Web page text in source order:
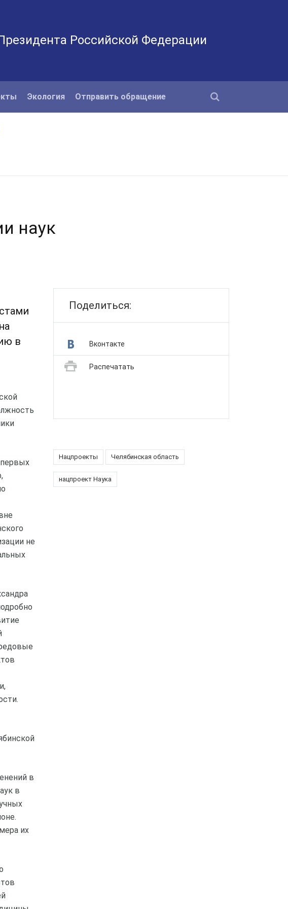
Российской Федерации
Экология Отправить обращение
наук
в
не
в
в
их
Поделиться:
Вконтакте
Распечатать
Нацпроекты Челябинская область
нацпроект Наука